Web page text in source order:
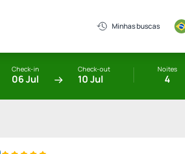
Minhas buscas
Check-in
06 Jul
Check-out
10 Jul
Noites
4